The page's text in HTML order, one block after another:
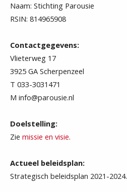
Naam: Stichting Parousie
RSIN: 814965908
Contactgegevens:
Vlieterweg 17
3925 GA Scherpenzeel
T 033-3031471
M info@parousie.nl
Doelstelling:
Zie missie en visie.
Actueel beleidsplan:
Strategisch beleidsplan 2021-2024.